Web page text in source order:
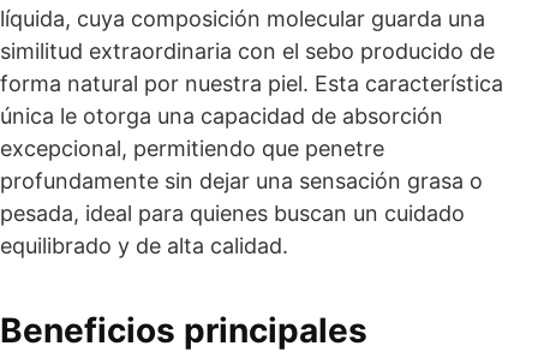
líquida, cuya composición molecular guarda una
similitud extraordinaria con el sebo producido de
forma natural por nuestra piel. Esta característica
única le otorga una capacidad de absorción
excepcional, permitiendo que penetre
profundamente sin dejar una sensación grasa o
pesada, ideal para quienes buscan un cuidado
equilibrado y de alta calidad.
Beneficios principales